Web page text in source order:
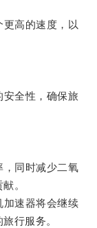
高的速度，以
全性，确保旅
同时减少二氧
。
速器将会继续
行服务。